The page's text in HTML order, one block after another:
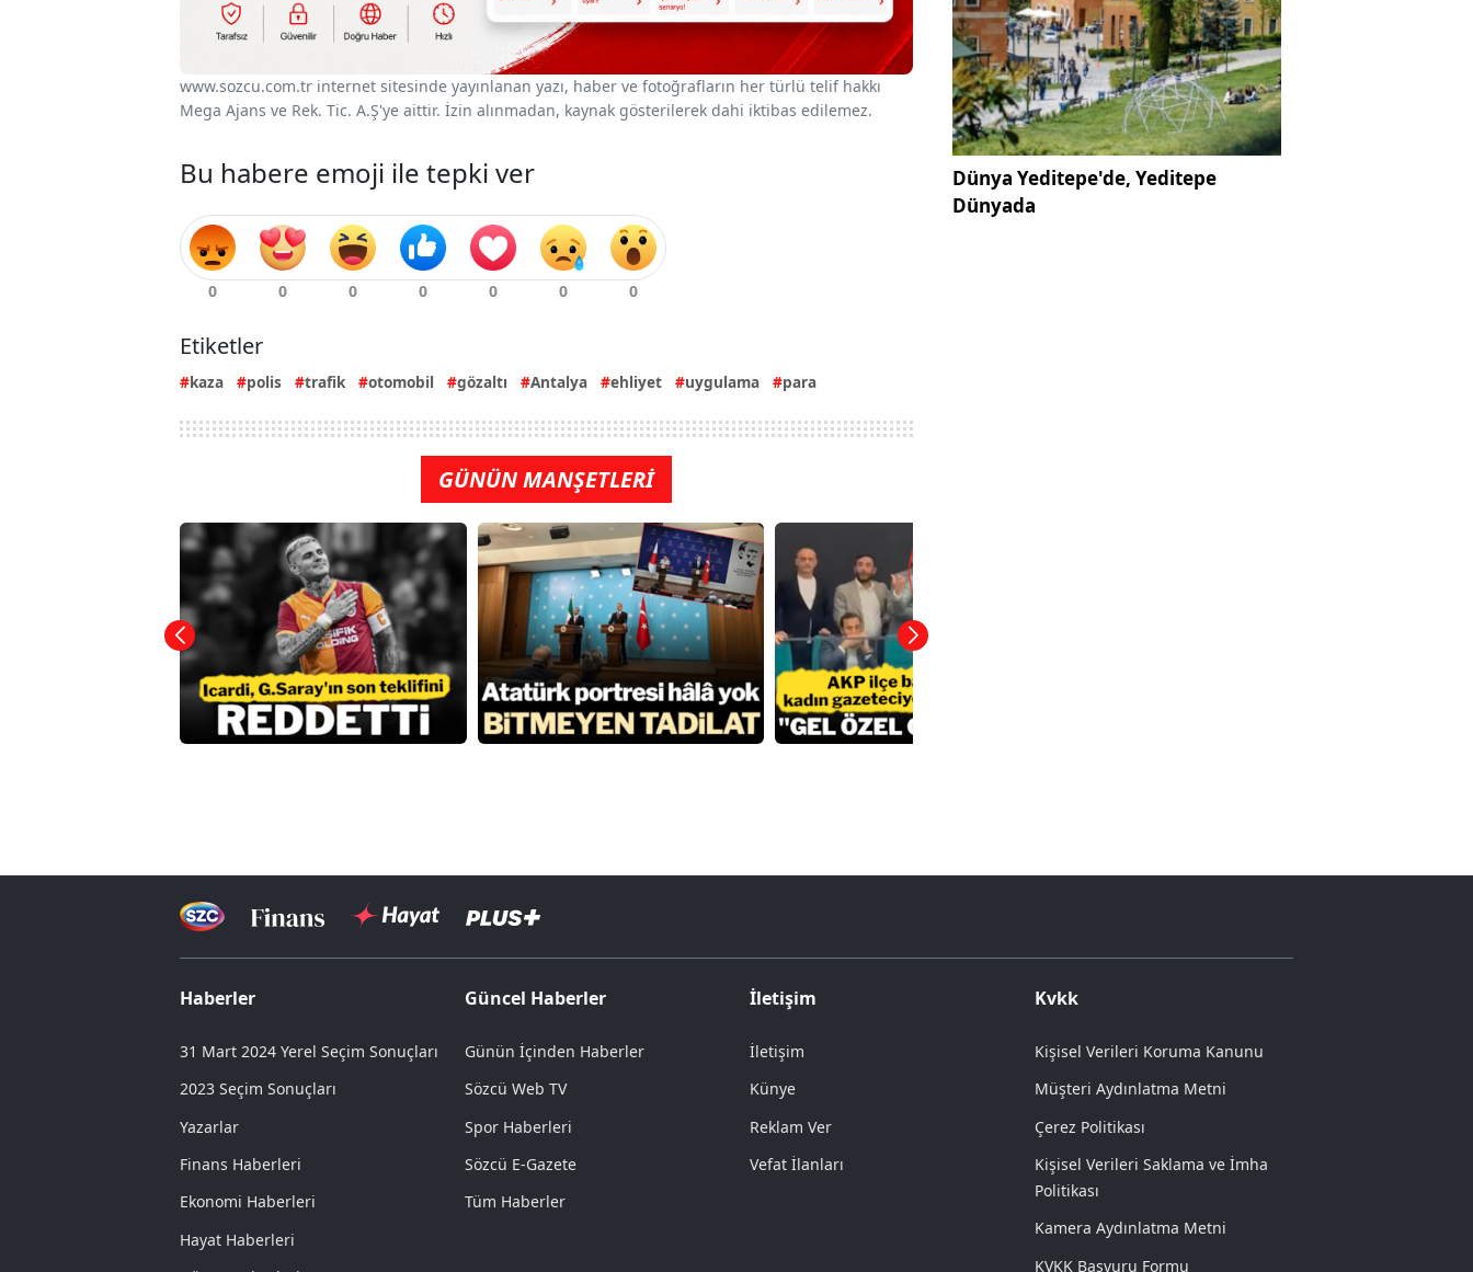
www.sozcu.com.tr internet sitesinde yayınlanan yazı, haber ve fotoğrafların her türlü telif hakkı
Mega Ajans ve Rek. Tic. A.Ş'ye aittir. İzin alınmadan, kaynak gösterilerek dahi iktibas edilemez.
Bu habere emoji ile tepki ver
Etiketler
kaza polis trafik otomobil gözaltı Antalya ehliyet uygulama para
GÜNÜN MANŞETLERİ
Dünya Yeditepe'de, Yeditepe
Dünyada
Haberler
31 Mart 2024 Yerel Seçim Sonuçları
2023 Seçim Sonuçları
Yazarlar
Finans Haberleri
Ekonomi Haberleri
Hayat Haberleri
Güncel Haberler
Günün İçinden Haberler
Sözcü Web TV
Spor Haberleri
Sözcü E-Gazete
Tüm Haberler
İletişim
İletişim
Künye
Reklam Ver
Vefat İlanları
Kvkk
Kişisel Verileri Koruma Kanunu
Müşteri Aydınlatma Metni
Çerez Politikası
Kişisel Verileri Saklama ve İmha
Politikası
Kamera Aydınlatma Metni
KVKK Başvuru Formu